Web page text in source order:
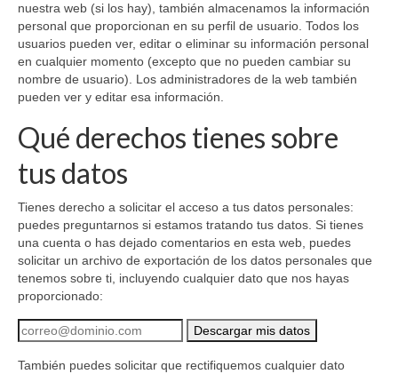
nuestra web (si los hay), también almacenamos la información
personal que proporcionan en su perfil de usuario. Todos los
usuarios pueden ver, editar o eliminar su información personal
en cualquier momento (excepto que no pueden cambiar su
nombre de usuario). Los administradores de la web también
pueden ver y editar esa información.
Qué derechos tienes sobre
tus datos
Tienes derecho a solicitar el acceso a tus datos personales:
puedes preguntarnos si estamos tratando tus datos. Si tienes
una cuenta o has dejado comentarios en esta web, puedes
solicitar un archivo de exportación de los datos personales que
tenemos sobre ti, incluyendo cualquier dato que nos hayas
proporcionado:
También puedes solicitar que rectifiquemos cualquier dato